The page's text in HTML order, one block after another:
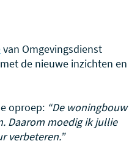
van Omgevingsdienst
de nieuwe inzichten en
oproep: “De woningbouw
Daarom moedig ik jullie
verbeteren.”